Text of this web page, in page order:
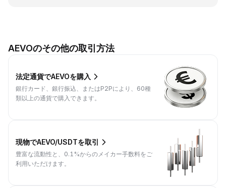
AEVOのその他の取引方法
法定通貨でAEVOを購入
銀行カード、銀行振込、またはP2Pにより、60種
類以上の通貨で購入できます。
現物でAEVO/USDTを取引
豊富な流動性と、0.1%からのメイカー手数料をご
利用いただけます。